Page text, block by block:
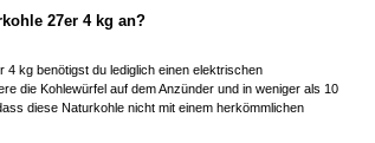
27er 4 kg an?
kg benötigst du lediglich einen elektrischen
die Kohlewürfel auf dem Anzünder und in weniger als 10
diese Naturkohle nicht mit einem herkömmlichen